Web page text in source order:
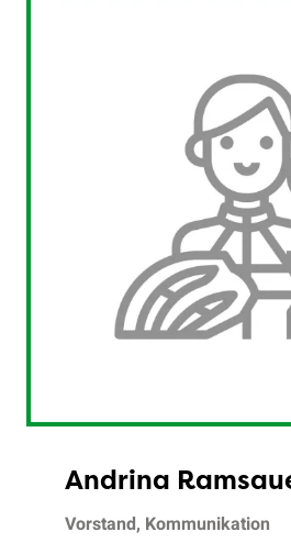
Andrina
Vorstand, Kommunikation